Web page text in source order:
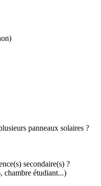
panneaux solaires ?
secondaire(s) ?
chambre étudiant...)